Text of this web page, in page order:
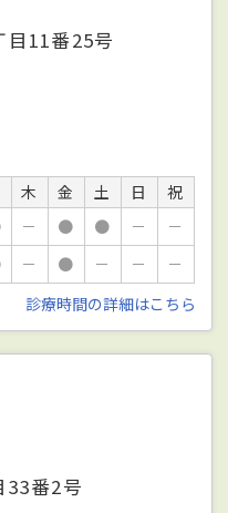
目11番25号
木 金 土 日
祝
－ ● ● －
－
－ ● － －
－
診療時間の詳細はこちら
33番2号